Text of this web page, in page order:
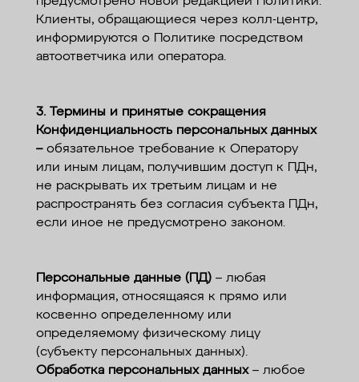
Клиенты, обращающиеся через колл-центр,
информируются о Политике посредством
автоответчика или оператора.
3. Термины и принятые сокращения
Конфиденциальность персональных данных
– обязательное требование к Оператору
или иным лицам, получившим доступ к ПДн,
не раскрывать их третьим лицам и не
распространять без согласия субъекта ПДн,
если иное не предусмотрено законом.
Персональные данные (ПД)– любая
информация, относящаяся к прямо или
косвенно определенному или
определяемому физическому лицу
(субъекту персональных данных).
Обработка персональных данных– любое